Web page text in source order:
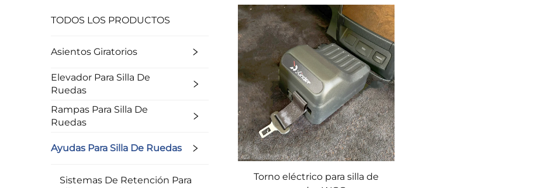
TODOS LOS PRODUCTOS
Asientos Giratorios
Elevador Para Silla De
Ruedas
Rampas Para Silla De
Ruedas
Ayudas Para Silla De Ruedas
Sistemas De Retención Para
Torno eléctrico para silla de